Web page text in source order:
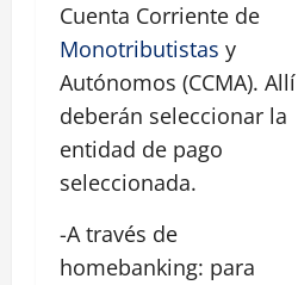
Cuenta Corriente de
Monotributistas y
Autónomos (CCMA). Allí
deberán seleccionar la
entidad de pago
seleccionada.
-A través de
homebanking: para